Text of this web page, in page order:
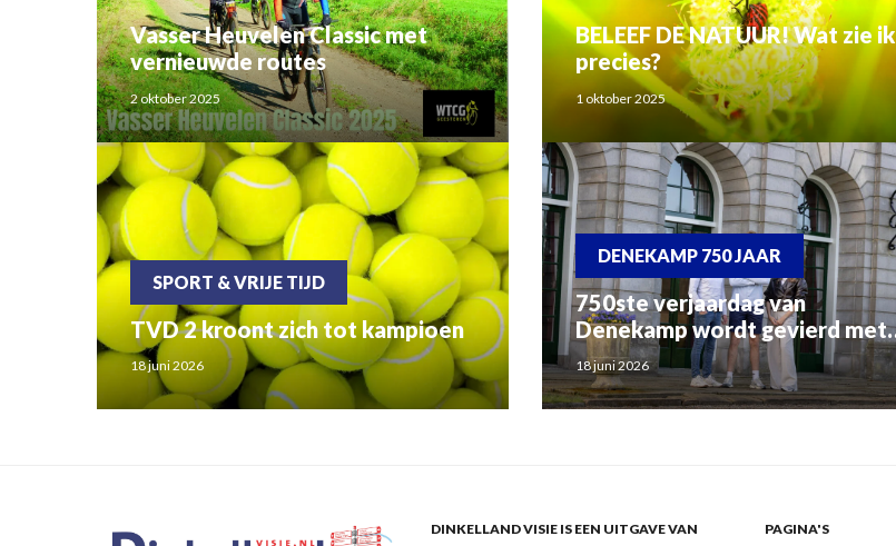
Vasser Heuvelen Classic met
vernieuwde routes
2 oktober 2025
BELEEF DE NATUUR! Wat zie ik
precies?
1 oktober 2025
SPORT & VRIJE TIJD
TVD 2 kroont zich tot kampioen
18 juni 2026
DENEKAMP 750 JAAR
750ste verjaardag van
Denekamp wordt gevierd met
groot theaterspektakel
18 juni 2026
DINKELLAND VISIE IS EEN UITGAVE VAN PAGINA'S